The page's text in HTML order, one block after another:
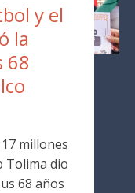
y el
la
68
millones
Tolima dio
68 años